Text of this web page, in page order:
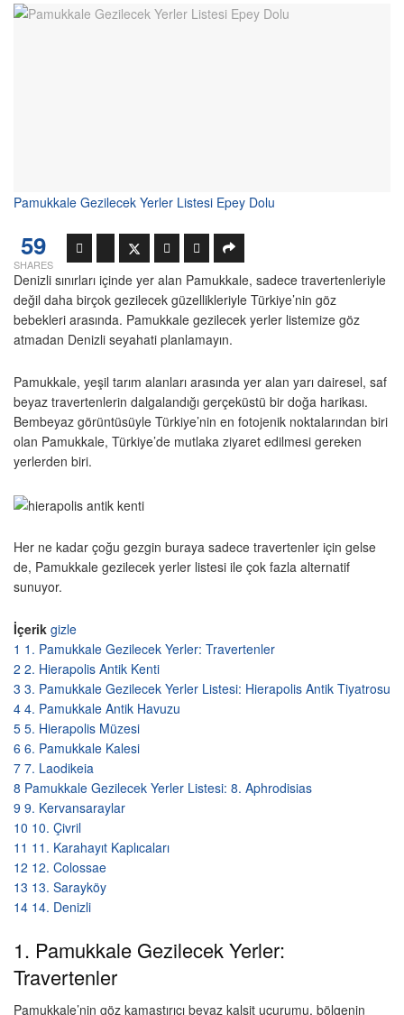
Pamukkale Gezilecek Yerler Listesi Epey Dolu
59
SHARES
Denizli sınırları içinde yer alan Pamukkale, sadece travertenleriyle
değil daha birçok gezilecek güzellikleriyle Türkiye’nin göz
bebekleri arasında. Pamukkale gezilecek yerler listemize göz
atmadan Denizli seyahati planlamayın.
Pamukkale, yeşil tarım alanları arasında yer alan yarı dairesel, saf
beyaz travertenlerin dalgalandığı gerçeküstü bir doğa harikası.
Bembeyaz görüntüsüyle Türkiye’nin en fotojenik noktalarından biri
olan Pamukkale, Türkiye’de mutlaka ziyaret edilmesi gereken
yerlerden biri.
Her ne kadar çoğu gezgin buraya sadece travertenler için gelse
de, Pamukkale gezilecek yerler listesi ile çok fazla alternatif
sunuyor.
İçerik gizle
1 1. Pamukkale Gezilecek Yerler: Travertenler
2 2. Hierapolis Antik Kenti
3 3. Pamukkale Gezilecek Yerler Listesi: Hierapolis Antik Tiyatrosu
4 4. Pamukkale Antik Havuzu
5 5. Hierapolis Müzesi
6 6. Pamukkale Kalesi
7 7. Laodikeia
8 Pamukkale Gezilecek Yerler Listesi: 8. Aphrodisias
9 9. Kervansaraylar
10 10. Çivril
11 11. Karahayıt Kaplıcaları
12 12. Colossae
13 13. Sarayköy
14 14. Denizli
1. Pamukkale Gezilecek Yerler:
Travertenler
Pamukkale’nin göz kamaştırıcı beyaz kalsit uçurumu, bölgenin